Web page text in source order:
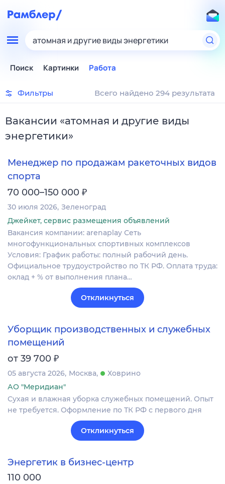
атомная и другие виды энергетики
Поиск Картинки Работа
Фильтры Всего найдено 294 результата
Вакансии «атомная и другие виды
энергетики»
Менеджер по продажам ракеточных видов
спорта
70 000–150 000 ₽
30 июля 2026 Зеленоград
Джейкет, сервис размещения объявлений
Вакансия компании: arenaplay Сеть
многофункциональных спортивных комплексов
Условия: График работы: полный рабочий день.
Официальное трудоустройство по ТК РФ. Оплата труда:
оклад + % от выполнения плана…
Откликнуться
Уборщик производственных и служебных
помещений
от 39 700 ₽
05 августа 2026 Москва
Ховрино
АО "Меридиан"
Сухая и влажная уборка служебных помещений. Опыт
не требуется. Оформление по ТК РФ с первого дня
Откликнуться
Энергетик в бизнес-центр
110 000